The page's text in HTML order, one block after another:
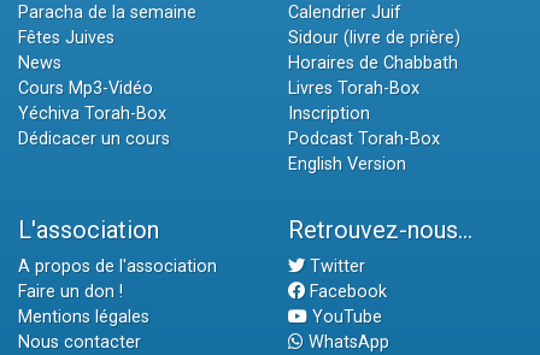
Paracha de la semaine
Fêtes Juives
News
Cours Mp3-Vidéo
Yéchiva Torah-Box
Dédicacer un cours
Calendrier Juif
Sidour (livre de prière)
Horaires de Chabbath
Livres Torah-Box
Inscription
Podcast Torah-Box
English Version
L'association
A propos de l'association
Faire un don !
Mentions légales
Nous contacter
Retrouvez-nous...
Twitter
Facebook
YouTube
WhatsApp